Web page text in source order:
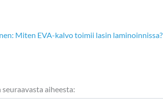
Miten EVA-kalvo toimii lasin laminoinnissa?
aiheesta: